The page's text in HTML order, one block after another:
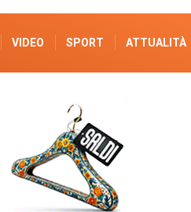
VIDEO SPORT ATTUALITÀ
PUBBLICITÀ ELETTORALE